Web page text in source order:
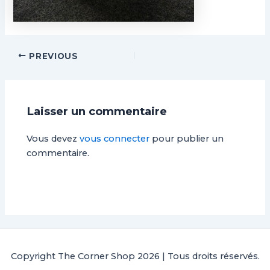
PREVIOUS
Laisser un commentaire
Vous devezvous connecter pour publier un
commentaire.
Copyright The Corner Shop 2026 | Tous droits réservés.